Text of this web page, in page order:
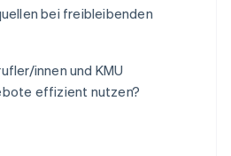
bei freibleibenden
innen und KMU
effizient nutzen?